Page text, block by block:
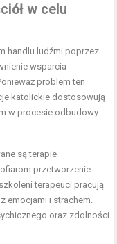
w celu
handlu ludźmi poprzez
wsparcia
problem ten
katolickie dostosowują
w procesie odbudowy
są terapie
przetworzenie
terapeuci pracują
emocjami i strachem.
oraz zdolności